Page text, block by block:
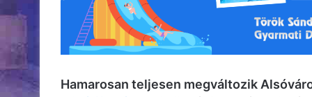
Hamarosan teljesen megváltozik